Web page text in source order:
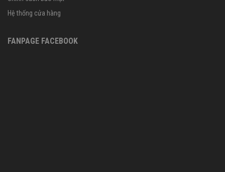
Hệ thống cửa hàng
FANPAGE FACEBOOK